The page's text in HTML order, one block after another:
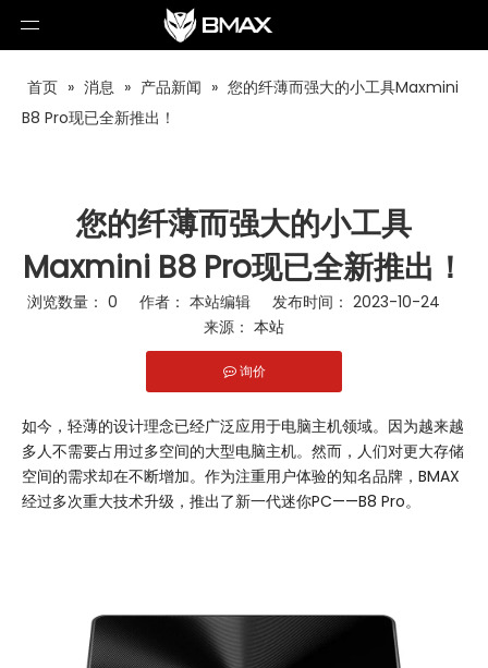
首页 » 消息 » 产品新闻 » 您的纤薄而强大的小工具Maxmini
B8 Pro现已全新推出！
您的纤薄而强大的小工具
Maxmini B8 Pro现已全新推出！
浏览数量： 0 作者： 本站编辑 发布时间： 2023-10-24
来源： 本站
询价
如今，轻薄的设计理念已经广泛应用于电脑主机领域。因为越来越
多人不需要占用过多空间的大型电脑主机。然而，人们对更大存储
空间的需求却在不断增加。作为注重用户体验的知名品牌，BMAX
经过多次重大技术升级，推出了新一代迷你PC——B8 Pro。